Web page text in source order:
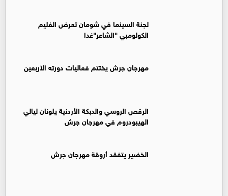
لجنة السينما في شومان تعرض الفليم
الكولومبي "الشاعر"غدا
مهرجان جرش يختتم فعاليات دورته الأربعين
الرقص الروسي والدبكة الأردنية يلونان ليالي
الهيبودروم في مهرجان جرش
الخضير يتفقد أروقة مهرجان جرش